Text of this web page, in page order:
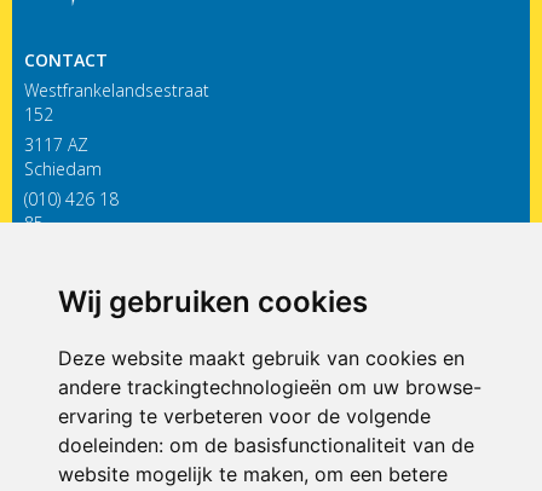
Wij gebruiken cookies
Deze website maakt gebruik van cookies en
andere trackingtechnologieën om uw browse-
ervaring te verbeteren voor de volgende
doeleinden: om de basisfunctionaliteit van de
website mogelijk te maken, om een betere
CONTACT
Westfrankelandsestraat
152
3117 AZ
Schiedam
(010) 426 18
85
ONDERDEEL VAN